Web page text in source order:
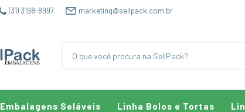
(31) 3198-8997 marketing@sellpack.com.br
Embalagens Seláveis Linha Bolos e Tortas